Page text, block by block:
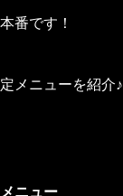
番です！
メニューを紹介♪
ニュー